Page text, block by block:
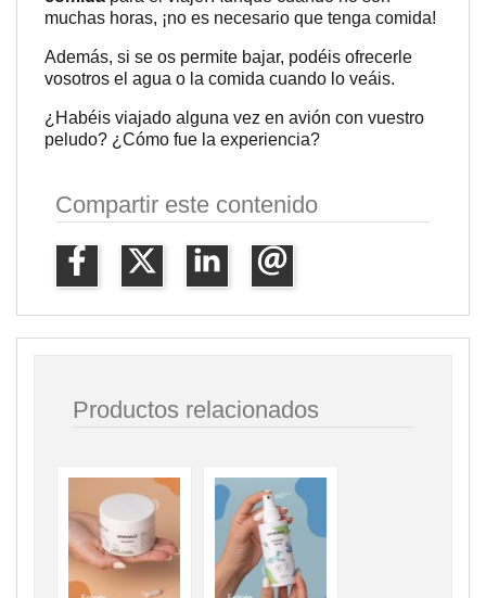
muchas horas, ¡no es necesario que tenga comida!
Además, si se os permite bajar, podéis ofrecerle
vosotros el agua o la comida cuando lo veáis.
¿Habéis viajado alguna vez en avión con vuestro
peludo? ¿Cómo fue la experiencia?
Compartir este contenido
Productos relacionados